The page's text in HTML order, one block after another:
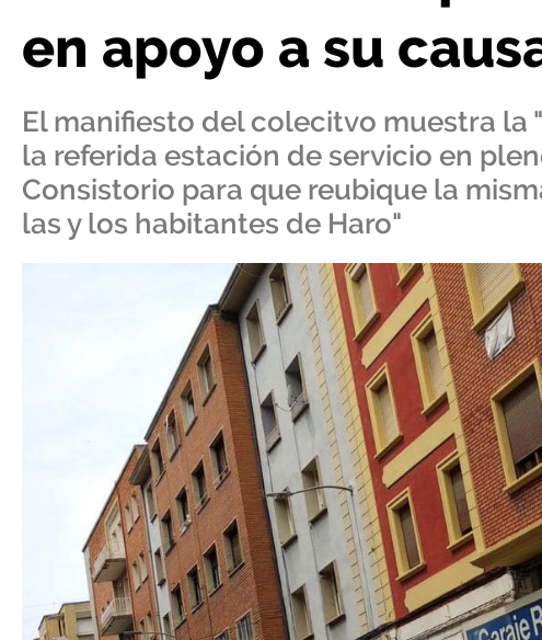
en apoyo a su
El manifiesto del colecitvo muestra
la referida estación de servicio en
Consistorio para que reubique la
las y los habitantes de Haro"